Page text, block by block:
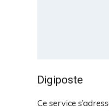
Digiposte
Ce service